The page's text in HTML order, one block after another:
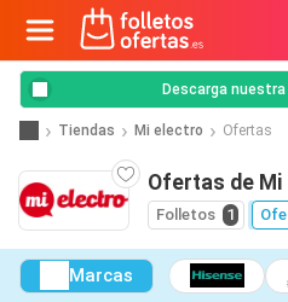
Descarga
Tiendas Mi electro Ofertas
Ofertas de
Folletos 1
Marcas